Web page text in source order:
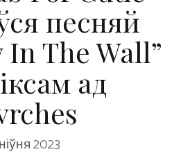
песняй
The Wall”
ад
2023